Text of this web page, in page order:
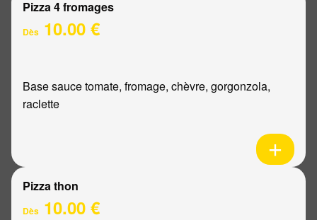
Pizza 4 fromages
Dès 10.00 €
Base sauce tomate, fromage, chèvre, gorgonzola,
raclette
Pizza thon
Dès 10.00 €